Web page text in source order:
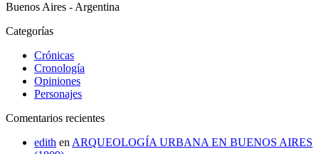
Buenos Aires - Argentina
Categorías
Crónicas
Cronología
Opiniones
Personajes
Comentarios recientes
edith en ARQUEOLOGÍA URBANA EN BUENOS AIRES